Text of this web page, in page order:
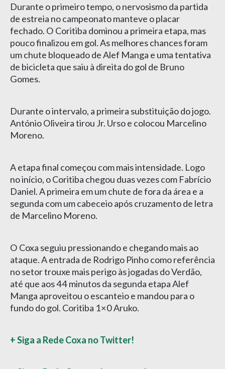
Durante o primeiro tempo, o nervosismo da partida
de estreia no campeonato manteve o placar
fechado. O Coritiba dominou a primeira etapa, mas
pouco finalizou em gol. As melhores chances foram
um chute bloqueado de Alef Manga e uma tentativa
de bicicleta que saiu à direita do gol de Bruno
Gomes.
Durante o intervalo, a primeira substituição do jogo.
António Oliveira tirou Jr. Urso e colocou Marcelino
Moreno.
A etapa final começou com mais intensidade. Logo
no início, o Coritiba chegou duas vezes com Fabrício
Daniel. A primeira em um chute de fora da área e a
segunda com um cabeceio após cruzamento de letra
de Marcelino Moreno.
O Coxa seguiu pressionando e chegando mais ao
ataque. A entrada de Rodrigo Pinho como referência
no setor trouxe mais perigo às jogadas do Verdão,
até que aos 44 minutos da segunda etapa Alef
Manga aproveitou o escanteio e mandou para o
fundo do gol. Coritiba 1×0 Aruko.
+ Siga a Rede Coxa no Twitter!